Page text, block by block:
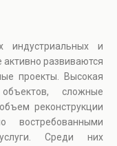
индустриальных и
активно развиваются
проекты. Высокая
сложные
реконструкции
востребованными
Среди них